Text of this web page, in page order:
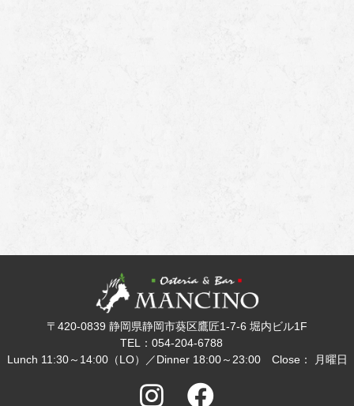
〒420-0839 静岡県静岡市葵区鷹匠1-7-6 堀内ビル1F
TEL：054-204-6788
Lunch 11:30～14:00（LO）／Dinner 18:00～23:00 Close： 月曜日